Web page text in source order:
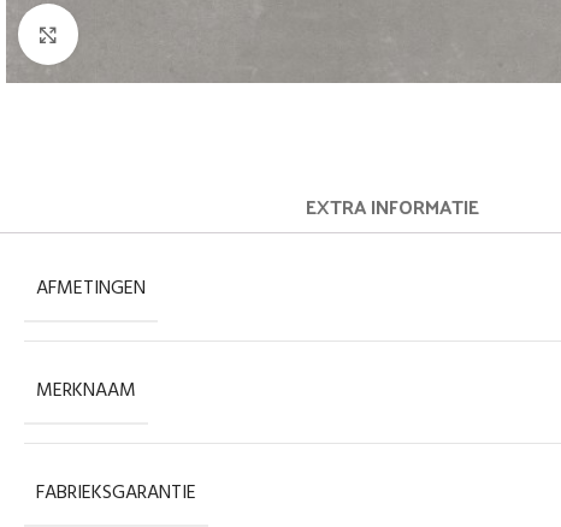
EXTRA INFORMATIE
AFMETINGEN
MERKNAAM
FABRIEKSGARANTIE